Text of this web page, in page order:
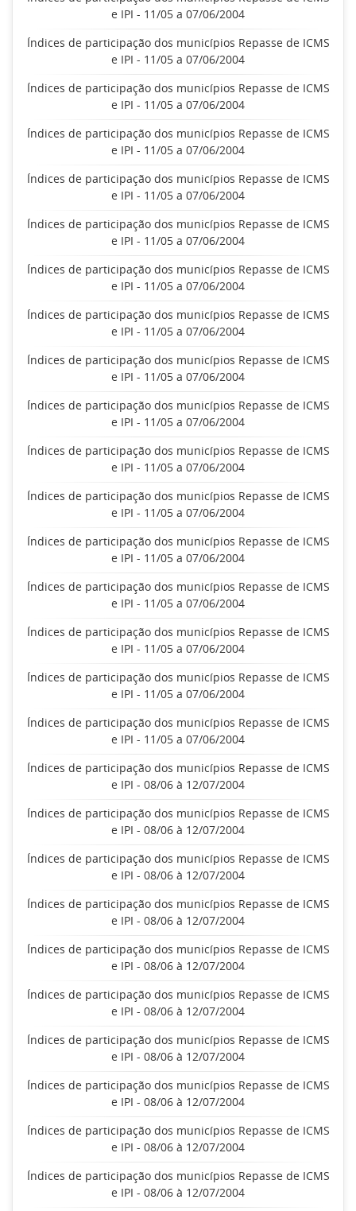
e IPI - 11/05 a 07/06/2004
Índices de participação dos municípios Repasse de ICMS
e IPI - 11/05 a 07/06/2004
Índices de participação dos municípios Repasse de ICMS
e IPI - 11/05 a 07/06/2004
Índices de participação dos municípios Repasse de ICMS
e IPI - 11/05 a 07/06/2004
Índices de participação dos municípios Repasse de ICMS
e IPI - 11/05 a 07/06/2004
Índices de participação dos municípios Repasse de ICMS
e IPI - 11/05 a 07/06/2004
Índices de participação dos municípios Repasse de ICMS
e IPI - 11/05 a 07/06/2004
Índices de participação dos municípios Repasse de ICMS
e IPI - 11/05 a 07/06/2004
Índices de participação dos municípios Repasse de ICMS
e IPI - 11/05 a 07/06/2004
Índices de participação dos municípios Repasse de ICMS
e IPI - 11/05 a 07/06/2004
Índices de participação dos municípios Repasse de ICMS
e IPI - 11/05 a 07/06/2004
Índices de participação dos municípios Repasse de ICMS
e IPI - 11/05 a 07/06/2004
Índices de participação dos municípios Repasse de ICMS
e IPI - 11/05 a 07/06/2004
Índices de participação dos municípios Repasse de ICMS
e IPI - 11/05 a 07/06/2004
Índices de participação dos municípios Repasse de ICMS
e IPI - 11/05 a 07/06/2004
Índices de participação dos municípios Repasse de ICMS
e IPI - 11/05 a 07/06/2004
Índices de participação dos municípios Repasse de ICMS
e IPI - 11/05 a 07/06/2004
Índices de participação dos municípios Repasse de ICMS
e IPI - 08/06 à 12/07/2004
Índices de participação dos municípios Repasse de ICMS
e IPI - 08/06 à 12/07/2004
Índices de participação dos municípios Repasse de ICMS
e IPI - 08/06 à 12/07/2004
Índices de participação dos municípios Repasse de ICMS
e IPI - 08/06 à 12/07/2004
Índices de participação dos municípios Repasse de ICMS
e IPI - 08/06 à 12/07/2004
Índices de participação dos municípios Repasse de ICMS
e IPI - 08/06 à 12/07/2004
Índices de participação dos municípios Repasse de ICMS
e IPI - 08/06 à 12/07/2004
Índices de participação dos municípios Repasse de ICMS
e IPI - 08/06 à 12/07/2004
Índices de participação dos municípios Repasse de ICMS
e IPI - 08/06 à 12/07/2004
Índices de participação dos municípios Repasse de ICMS
e IPI - 08/06 à 12/07/2004